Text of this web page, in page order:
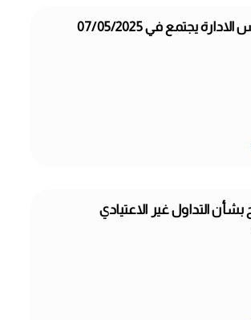
إفصاح  ايضاح بشأن التداول غير الاعتيادي